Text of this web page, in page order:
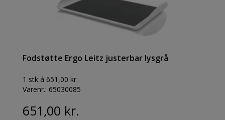
Fodstøtte Ergo Leitz justerbar lysgrå
1 stk á 651,00 kr.
Varenr.: 65030085
651,00 kr.